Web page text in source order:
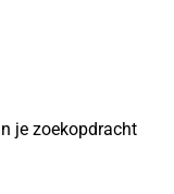
je zoekopdracht